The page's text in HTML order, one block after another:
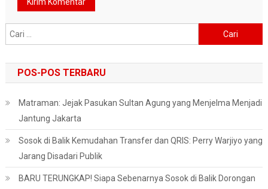
untuk:
POS-POS TERBARU
Matraman: Jejak Pasukan Sultan Agung yang Menjelma Menjadi
Jantung Jakarta
Sosok di Balik Kemudahan Transfer dan QRIS: Perry Warjiyo yang
Jarang Disadari Publik
BARU TERUNGKAP! Siapa Sebenarnya Sosok di Balik Dorongan